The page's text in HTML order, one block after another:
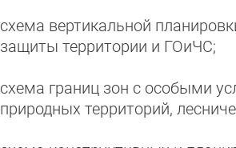
схема вертикальной
защиты территории и ГОиЧС;
схема границ зон с особыми
природных территорий,